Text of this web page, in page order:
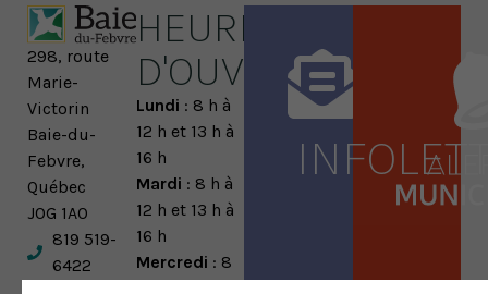
298, route
Marie-
Victorin
Baie-du-
Febvre,
Québec
J0G 1A0
819 519-
6422
HEURES
D'OUVERTURE
Lundi : 8 h à
12 h et 13 h à
16 h
Mardi : 8 h à
12 h et 13 h à
16 h
Mercredi : 8